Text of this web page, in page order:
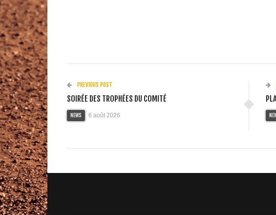
PREVIOUS POST
SOIRÉE DES TROPHÉES DU COMITÉ
NEWS 6 août 2026